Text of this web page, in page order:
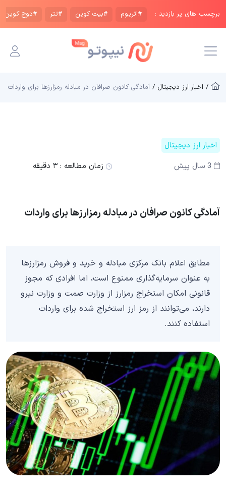
برچسب های پر بازدید : #اتریوم #بیت کوین #تتر #دوج کوین
/ اخبار ارز دیجیتال / آمادگی کانون صرافان در مبادله رمزارزها برای واردات
اخبار ارز دیجیتال
3 سال پیش
زمان مطالعه : ۳ دقیقه
آمادگی کانون صرافان در مبادله رمزارزها برای واردات
مطابق اعلام بانک مرکزی مبادله و خرید و فروش رمزارزها
به عنوان سرمایه‌گذاری ممنوع است، اما افرادی که مجوز
قانونی امکان استخراج رمزارز از وزارت صمت و وزارت نیرو
دارند، می‌توانند از رمز ارز استخراج شده برای واردات
استفاده کنند.